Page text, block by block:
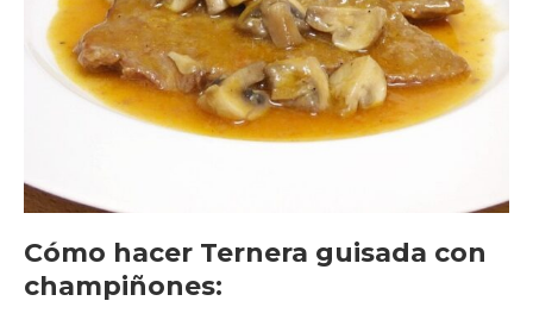
Cómo hacer Ternera guisada con
champiñones: